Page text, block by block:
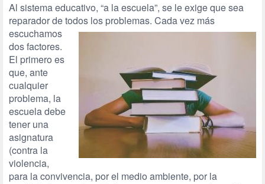
Al sistema educativo, “a la escuela”, se le exige que sea
reparador de todos los problemas. Cada vez más
escuchamos
dos factores.
El primero es
que, ante
cualquier
problema, la
escuela debe
tener una
asignatura
(contra la
violencia,
para la convivencia, por el medio ambiente, por la